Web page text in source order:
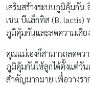
เสริมสร้างระบบภูมิคุ้มกั
เช่น บีแล็กทิส (B. lactis)
ภูมิคุ้มกันและลดความเสี่ย
คุณแม่เองก็สามารถลดคว
ภูมิคุ้มกันให้ลูกได้ตั้งแต่วั
สำคัญมากมาย เพื่อวางร